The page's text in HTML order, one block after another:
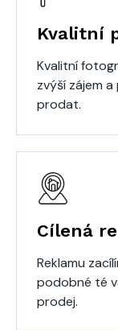
Kvalitní
Kvalitní
zvýší zájem
prodat.
Cílená
Reklamu
podobné té
prodej.